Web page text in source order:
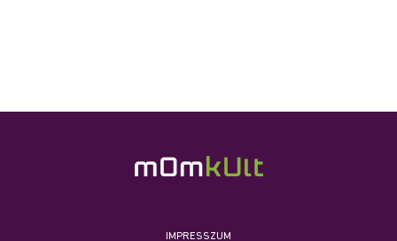
IMPRESSZUM